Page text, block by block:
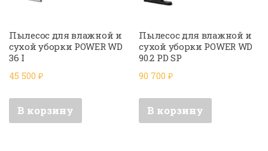
Пылесос для влажной и
сухой уборки POWER WD
36 I
45 500 ₽
В корзину
Пылесос для влажной и
сухой уборки POWER WD
90.2 PD SP
90 700₽
В корзину